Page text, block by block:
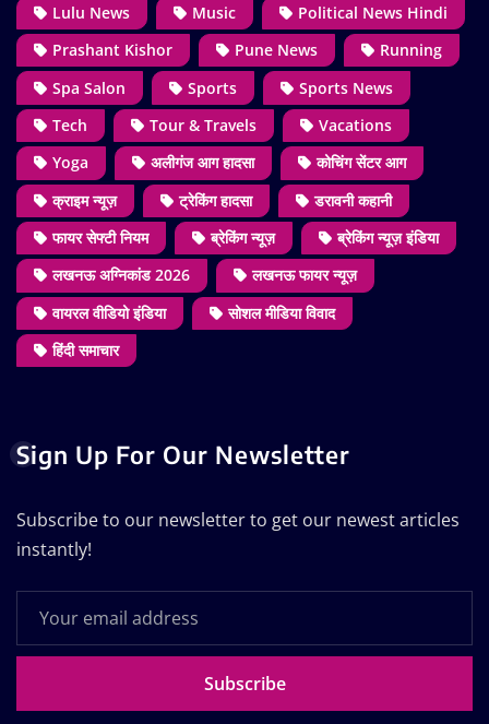
Lulu News
Music
Political News Hindi
Prashant Kishor
Pune News
Running
Spa Salon
Sports
Sports News
Tech
Tour & Travels
Vacations
Yoga
अलीगंज आग हादसा
कोचिंग सेंटर आग
क्राइम न्यूज़
ट्रेकिंग हादसा
डरावनी कहानी
फायर सेफ्टी नियम
ब्रेकिंग न्यूज़
ब्रेकिंग न्यूज़ इंडिया
लखनऊ अग्निकांड 2026
लखनऊ फायर न्यूज़
वायरल वीडियो इंडिया
सोशल मीडिया विवाद
हिंदी समाचार
Sign Up For Our Newsletter
Subscribe to our newsletter to get our newest articles
instantly!
Subscribe